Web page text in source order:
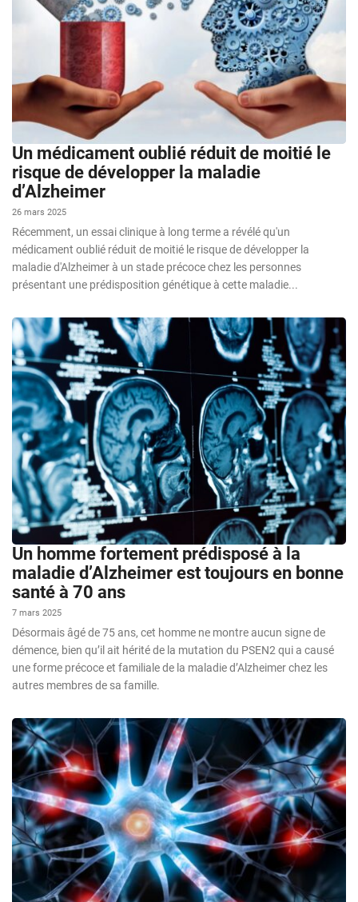
Un médicament oublié réduit de moitié le
risque de développer la maladie
d’Alzheimer
26 mars 2025
Récemment, un essai clinique à long terme a révélé qu'un
médicament oublié réduit de moitié le risque de développer la
maladie d'Alzheimer à un stade précoce chez les personnes
présentant une prédisposition génétique à cette maladie...
Un homme fortement prédisposé à la
maladie d’Alzheimer est toujours en bonne
santé à 70 ans
7 mars 2025
Désormais âgé de 75 ans, cet homme ne montre aucun signe de
démence, bien qu’il ait hérité de la mutation du PSEN2 qui a causé
une forme précoce et familiale de la maladie d’Alzheimer chez les
autres membres de sa famille.